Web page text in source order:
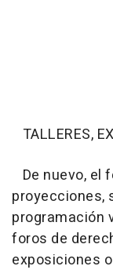
TALLERES,
De nuevo, el
proyecciones,
programación
foros de
exposiciones